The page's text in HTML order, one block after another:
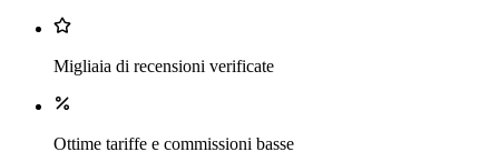
Migliaia di recensioni verificate
Ottime tariffe e commissioni basse